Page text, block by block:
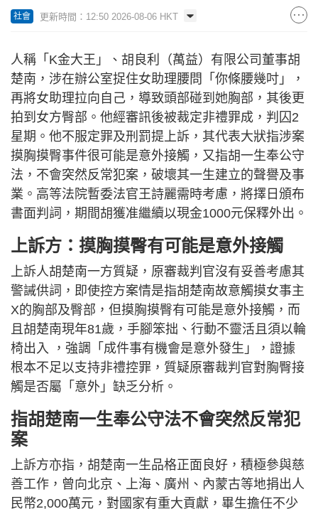
社會 更新時間：12:50 2026-08-06 HKT
人稱「K金大王」、胡良利（萬益）有限公司董事胡
楚南，涉在辦公室捉住女助理腰問「你條腰幾吋」，
再將女助理拉向自己，導致頭部碰到她胸部，其後更
拍到女方臀部。他經審訊後被裁定非禮罪成，判囚2
星期。他不服定罪及刑罰提上訴，其代表大狀指涉案
摸胸摸臀事件很可能是意外接觸，又指胡一生奉公守
法，不會突然反常犯案，破壞其一生建立的聲譽及事
業。高等法院暫委法官王詩麗需時考慮，將擇日頒布
書面判詞，期間胡獲准繼續以現金1000元保釋外出。
上訴方：摸胸摸臀有可能是意外接觸
上訴人胡楚南一方質疑，原審裁判官沒有妥善考慮其
警誡供詞，即使控方案情是指胡楚南故意觸摸女事主
X的胸部及臀部，但摸胸摸臀有可能是意外接觸，而
且胡楚南現年81歲，手腳笨拙、行動不靈活且須以輪
椅出入 ，強調「成件事有機會是意外發生」，證據
根本不足以支持非禮控罪，質疑原審裁判官對胸臀接
觸是否屬「意外」缺乏分析。
指胡楚南一生奉公守法不會突然反常犯
案
上訴方亦指，胡楚南一生品格正面良好，積極參與慈
善工作，曾向北京、上海、廣州、內蒙古等地捐出人
民幣2,000萬元，對國家有重大貢獻，畢生擔任不少